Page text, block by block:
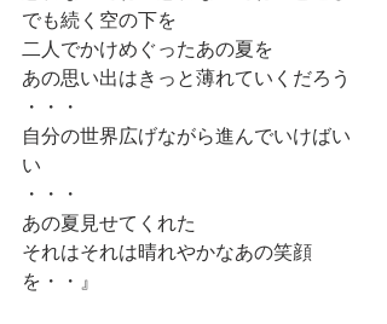
でも続く空の下を
二人でかけめぐったあの夏を
あの思い出はきっと薄れていくだろう
・・・
自分の世界広げながら進んでいけばい
い
・・・
あの夏見せてくれた
それはそれは晴れやかなあの笑顔
を・・』